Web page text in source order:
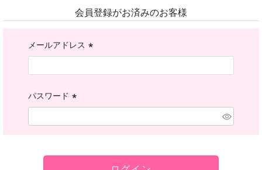
会員登録がお済みのお客様
メールアドレス
(必
須)
パスワード
(必
須)